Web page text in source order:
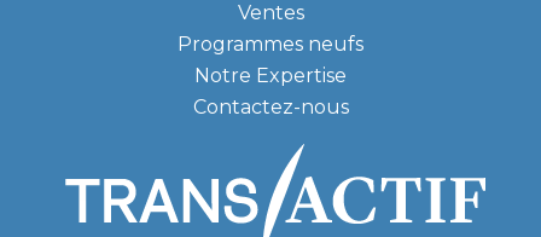
Ventes
Programmes neufs
Notre Expertise
Contactez-nous